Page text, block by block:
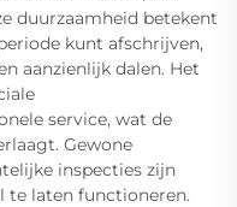
duurzaamheid betekent
kunt afschrijven,
aanzienlijk dalen. Het
service, wat de
Gewone
inspecties zijn
te laten functioneren.